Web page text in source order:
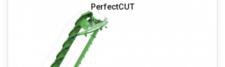
PerfectCUT